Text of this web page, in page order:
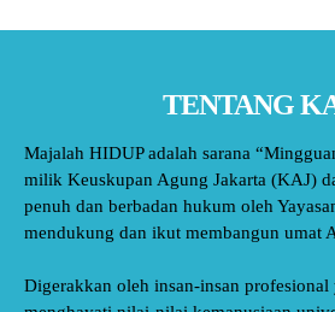
TENTANG
Majalah HIDUP adalah sarana
milik Keuskupan Agung Jakarta (KAJ)
penuh dan berbadan hukum oleh
mendukung dan ikut membangun umat
Digerakkan oleh insan-insan profesional